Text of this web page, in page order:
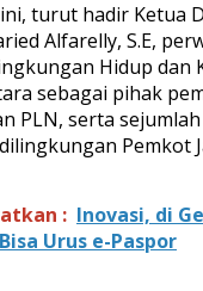
E
n
e
r
g
L
t
r
turut hadir Ketua
Alfarelly, S.E,
Hidup dan
sebagai pihak
PLN, serta
Pemkot
: Inovasi, di
Urus e-Paspor